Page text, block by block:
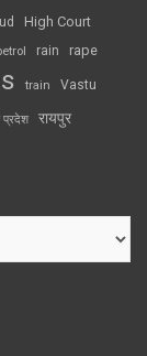
High Court
rain rape
train Vastu
प्रदेश रायपुर